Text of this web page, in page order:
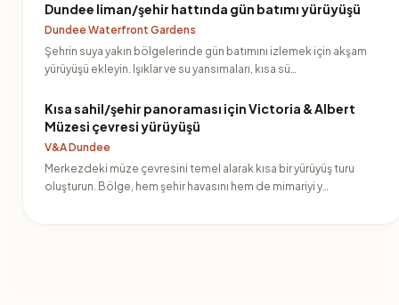
Dundee liman/şehir hattında gün batımı yürüyüşü
Dundee Waterfront Gardens
Şehrin suya yakın bölgelerinde gün batımını izlemek için akşam
yürüyüşü ekleyin. Işıklar ve su yansımaları, kısa sü…
Kısa sahil/şehir panoraması için Victoria & Albert
Müzesi çevresi yürüyüşü
V&A Dundee
Merkezdeki müze çevresini temel alarak kısa bir yürüyüş turu
oluşturun. Bölge, hem şehir havasını hem de mimariyi y…